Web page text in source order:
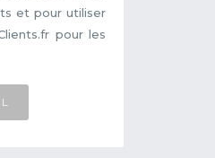
et pour utiliser
pour les